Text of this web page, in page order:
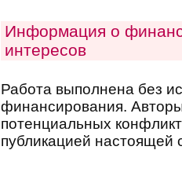
Информация о
интересов
Работа выполнена без
финансирования.
потенциальных
публикацией настоящей